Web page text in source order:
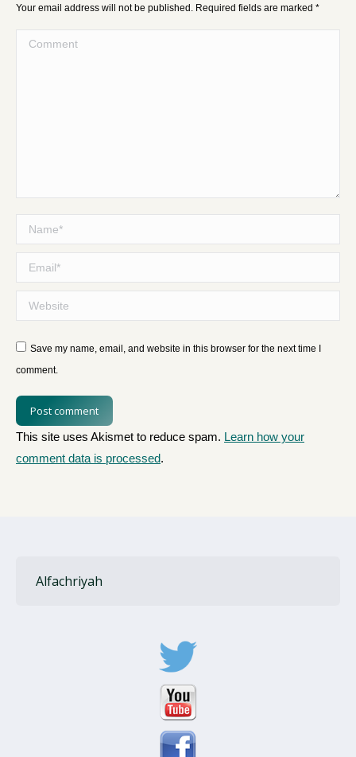
Your email address will not be published. Required fields are marked *
Comment
Name *
Email *
Website
Save my name, email, and website in this browser for the next time I
comment.
Post comment
This site uses Akismet to reduce spam. Learn how your
comment data is processed.
Alfachriyah